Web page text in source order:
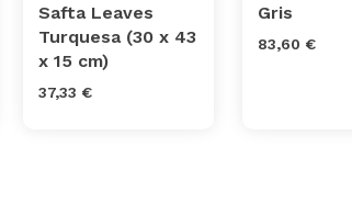
Safta Leaves
Turquesa (30 x 43
x 15 cm)
37,33 €
Gris
83,60 €